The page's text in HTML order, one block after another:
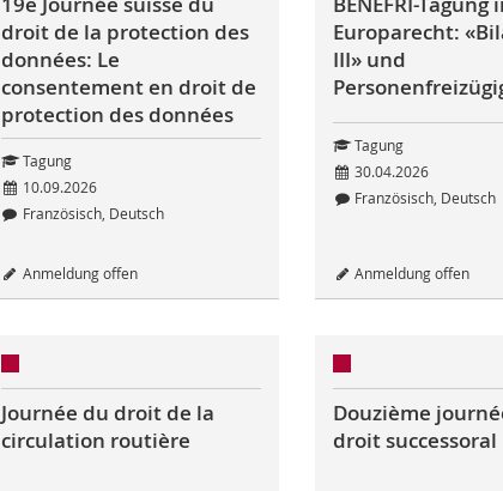
droit de la protection des
données: Le
consentement en droit de
protection des données
Tagung
10.09.2026
Französisch, Deutsch
Anmeldung offen
Europarecht:
III» und
Tagung
30.04.2026
Französisch, Deutsch
Anmeldung offen
Journée du droit de la
circulation routière
Douzième
droit successoral